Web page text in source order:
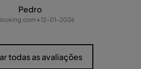
Pedro
• 12-01-2026
todas as avaliações